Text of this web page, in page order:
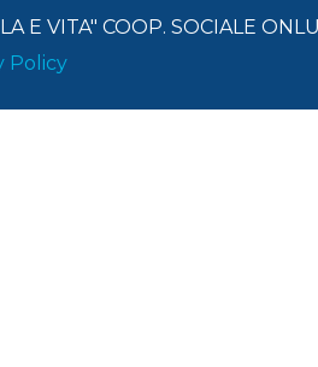
E VITA" COOP. SOCIALE
Policy